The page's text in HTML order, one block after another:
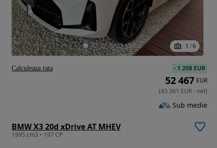
1 / 6
BMW X3 20d xDrive AT MHEV
1995 cm3 • 197 CP
- 1 208 EUR
52 467 EUR
(43 361 EUR- net)
Sub medie
Calculeaza rata